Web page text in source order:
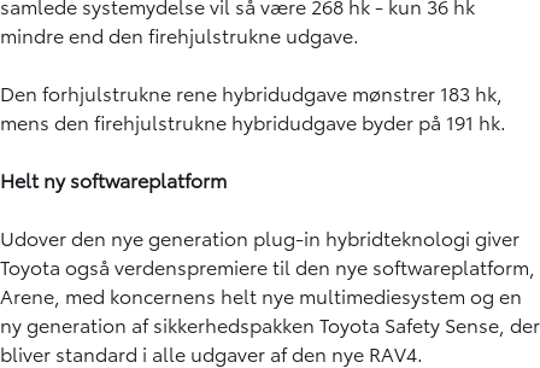
mindre end den firehjulstrukne udgave.
Den forhjulstrukne rene hybridudgave mønstrer 183 hk,
mens den firehjulstrukne hybridudgave byder på 191 hk.
Helt ny softwareplatform
Udover den nye generation plug-in hybridteknologi giver
Toyota også verdenspremiere til den nye softwareplatform,
Arene, med koncernens helt nye multimediesystem og en
ny generation af sikkerhedspakken Toyota Safety Sense, der
bliver standard i alle udgaver af den nye RAV4.